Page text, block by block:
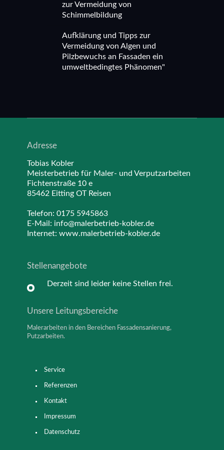
zur Vermeidung von
Schimmelbildung
Aufklärung und Tipps zur
Vermeidung von Algen und
Pilzbewuchs an Fassaden ein
umweltbedingtes Phänomen"
Adresse
Tobias Kobler
Meisterbetrieb für Maler- und Verputzarbeiten
Fichtenstraße 10 e
85462 Eitting OT Reisen
Telefon: 0175 5945863
E-Mail: info@malerbetrieb-kobler.de
Internet: www.malerbetrieb-kobler.de
Stellenangebote
Derzeit sind leider keine Stellen frei.
Unsere Leitungsbereiche
Malerarbeiten in den Bereichen Fassadensanierung,
Putzarbeiten.
Service
Referenzen
Kontakt
Impressum
Datenschutz